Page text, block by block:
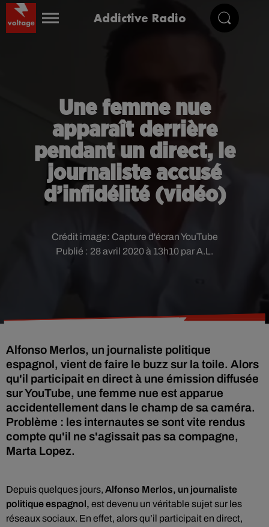
Addictive Radio
Une femme nue
apparaît derrière
pendant un direct, le
journaliste accusé
d’infidélité (vidéo)
Publié : 28 avril 2020 à 13h10 par A.L.
Crédit image: Capture d'écran YouTube
Alfonso Merlos, un journaliste politique
espagnol, vient de faire le buzz sur la toile. Alors
qu'il participait en direct à une émission diffusée
sur YouTube, une femme nue est apparue
accidentellement dans le champ de sa caméra.
Problème : les internautes se sont vite rendus
compte qu'il ne s'agissait pas sa compagne,
Marta Lopez.
Depuis quelques jours, Alfonso Merlos, un journaliste
politique espagnol, est devenu un véritable sujet sur les
réseaux sociaux. En effet, alorsqu’il participait en direct,